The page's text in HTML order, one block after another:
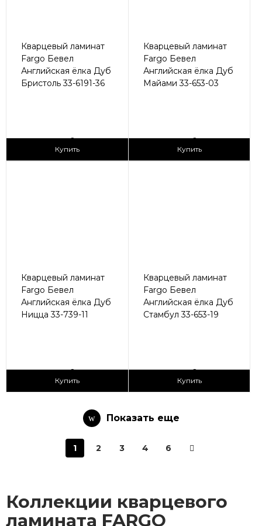
Кварцевый ламинат
Fargo Бевел
Английская ёлка Дуб
Бристоль 33-6191-36
2
Купить
Кварцевый ламинат
Fargo Бевел
Английская ёлка Дуб
Майами 33-653-03
2
Купить
Кварцевый ламинат
Fargo Бевел
Английская ёлка Дуб
Ницца 33-739-11
2
Купить
Кварцевый ламинат
Fargo Бевел
Английская ёлка Дуб
Стамбул 33-653-19
2
Купить
Показать еще
1 2 3 4 6
Коллекции кварцевого
ламината FARGO